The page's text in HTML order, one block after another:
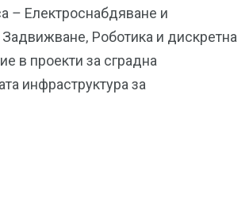
– Електроснабдяване и
Роботика и дискретна
в проекти за сградна
инфраструктура за